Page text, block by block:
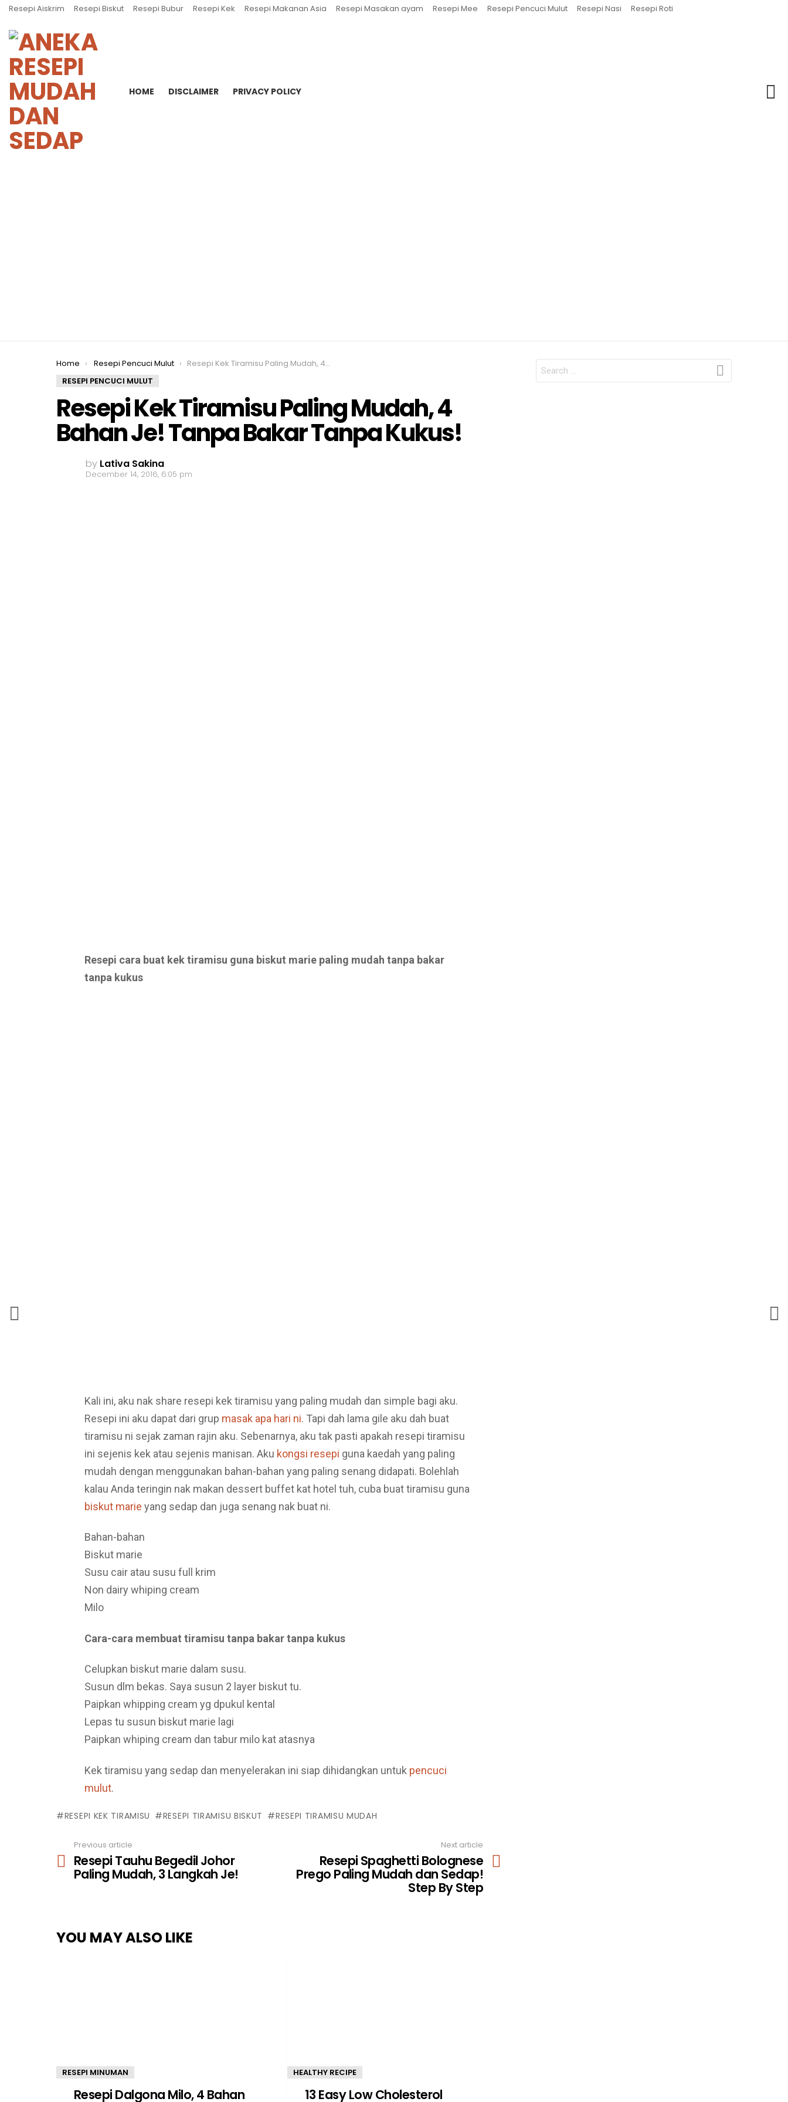
Resepi Aiskrim Resepi Biskut Resepi Bubur Resepi Kek Resepi Makanan Asia Resepi Masakan ayam Resepi Mee Resepi Pencuci Mulut Resepi Nasi Resepi Roti
HOME DISCLAIMER PRIVACY POLICY
You are here:
Home Resepi Pencuci Mulut
Resepi Kek Tiramisu Paling Mudah, 4 Bahan Je! Tanpa Bakar Tanpa Kukus!
RESEPI PENCUCI MULUT
Resepi Kek Tiramisu Paling Mudah, 4
Bahan Je! Tanpa Bakar Tanpa Kukus!
by Lativa Sakina
December 14, 2016, 6:05 pm
Resepi cara buat kek tiramisu guna biskut marie paling mudah tanpa bakar
tanpa kukus
Kali ini, aku nak share resepi kek tiramisu yang paling mudah dan simple bagi aku.
Resepi ini aku dapat dari grup masak apa hari ni. Tapi dah lama gile aku dah buat
tiramisu ni sejak zaman rajin aku. Sebenarnya, aku tak pasti apakah resepi tiramisu
ini sejenis kek atau sejenis manisan. Aku kongsi resepi guna kaedah yang paling
mudah dengan menggunakan bahan-bahan yang paling senang didapati. Bolehlah
kalau Anda teringin nak makan dessert buffet kat hotel tuh, cuba buat tiramisu guna
biskut marie yang sedap dan juga senang nak buat ni.
Bahan-bahan
Biskut marie
Susu cair atau susu full krim
Non dairy whiping cream
Milo
Cara-cara membuat tiramisu tanpa bakar tanpa kukus
Celupkan biskut marie dalam susu.
Susun dlm bekas. Saya susun 2 layer biskut tu.
Paipkan whipping cream yg dpukul kental
Lepas tu susun biskut marie lagi
Paipkan whiping cream dan tabur milo kat atasnya
Kek tiramisu yang sedap dan menyelerakan ini siap dihidangkan untuk pencuci
mulut.
RESEPI KEK TIRAMISU RESEPI TIRAMISU BISKUT RESEPI TIRAMISU MUDAH
more
Previous article
Resepi Tauhu Begedil Johor
Paling Mudah, 3 Langkah Je!
Next article
Resepi Spaghetti Bolognese
Prego Paling Mudah dan Sedap!
Step By Step
YOU MAY ALSO LIKE
RESEPI MINUMAN
Resepi Dalgona Milo, 4 Bahan
HEALTHY RECIPE
13 Easy Low Cholesterol
FOR: